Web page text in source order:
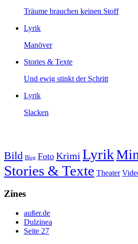
Träume brauchen keinen Stoff
Lyrik
Manöver
Stories & Texte
Und ewig stinkt der Schritt
Lyrik
Slacken
Bild Blog Foto Krimi Lyrik
Stories & Texte Theater
Zines
außer.de
Dulzinea
Seite 27